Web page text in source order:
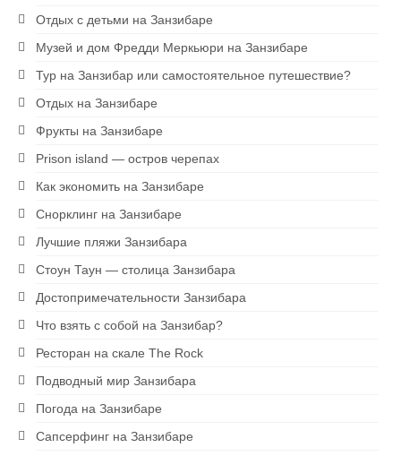
Отдых с детьми на Занзибаре
Музей и дом Фредди Меркьюри на Занзибаре
Тур на Занзибар или самостоятельное путешествие?
Отдых на Занзибаре
Фрукты на Занзибаре
Prison island — остров черепах
Как экономить на Занзибаре
Снорклинг на Занзибаре
Лучшие пляжи Занзибара
Стоун Таун — столица Занзибара
Достопримечательности Занзибара
Что взять с собой на Занзибар?
Ресторан на скале The Rock
Подводный мир Занзибара
Погода на Занзибаре
Сапсерфинг на Занзибаре